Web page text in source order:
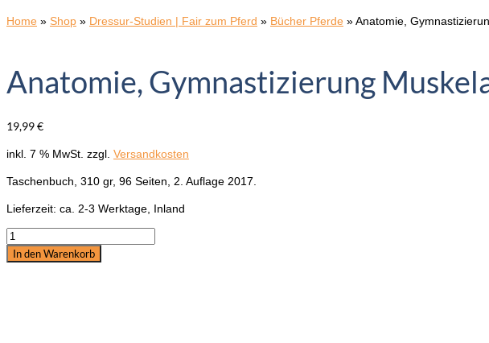
Home » Shop » Dressur-Studien | Fair zum Pferd » Bücher Pferde »Anatomie,
Anatomie, Gymnastizierung
19,99€
inkl. 7 % MwSt. zzgl. Versandkosten
Taschenbuch, 310 gr, 96 Seiten, 2. Auflage 2017.
Lieferzeit: ca. 2-3 Werktage, Inland
Anatomie,
Gymnastizierung
In den Warenkorb